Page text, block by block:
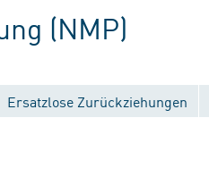
(NMP)
Ersatzlose Zurückziehungen